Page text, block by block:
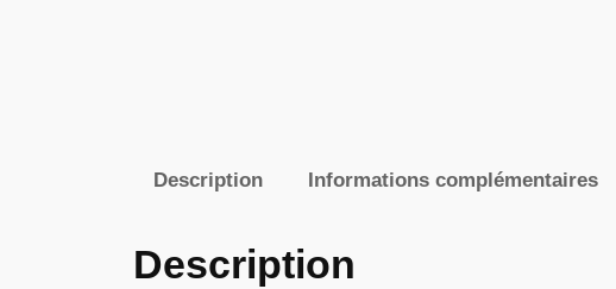
Description
Informations complémentaires
Description